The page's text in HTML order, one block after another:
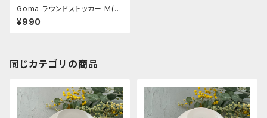
Goma ラウンドストッカー M(Li
ne)
¥990
同じカテゴリの商品